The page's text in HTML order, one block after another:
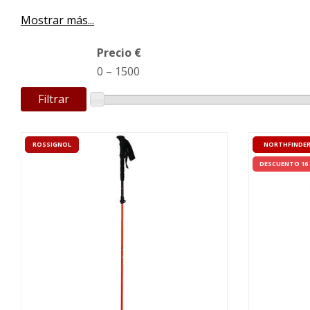
Mostrar más...
Filtrar
Precio €
0 – 1500
ROSSIGNOL NORTHFINDER
DESCUENTO 16